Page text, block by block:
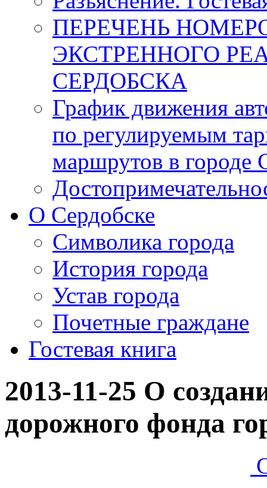
ПЕРЕЧЕНЬ
ЭКСТРЕННОГО
СЕРДОБСКА
График движения
по регулируемым
маршрутов в городе
О Сердобске
Символика города
История города
Устав города
Почетные граждане
Гостевая книга
2013-11-25 О
дорожного фонда